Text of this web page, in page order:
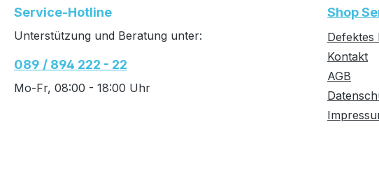
Service-Hotline
Unterstützung und Beratung unter:
089 / 894 222 - 22
Mo-Fr, 08:00 - 18:00 Uhr
Shop
Defektes
Kontakt
AGB